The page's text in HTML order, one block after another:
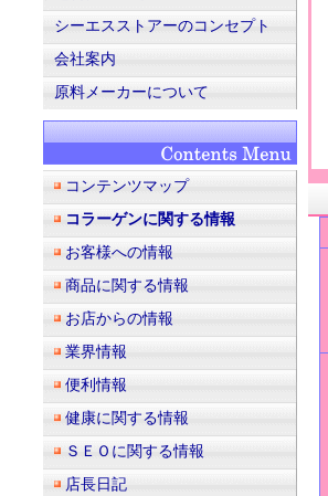
シーエスストアーのコンセプト
会社案内
原料メーカーについて
コンテンツマップ
コラーゲンに関する情報
お客様への情報
商品に関する情報
お店からの情報
業界情報
便利情報
健康に関する情報
ＳＥＯに関する情報
店長日記